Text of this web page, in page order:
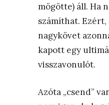
mögötte) áll. Ha
számíthat.
nagykövet
kapott egy
visszavonulót.
Azóta „csend”